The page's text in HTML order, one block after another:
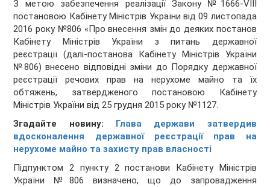
З метою забезпечення реалізації Закону №1666-VIII
постановою Кабінету Міністрів України від 09 листопада
2016 року №806 «Про внесення змін до деяких постанов
Кабінету Міністрів України з питань державної
реєстрації (далі-постанова Кабінету Міністрів України
№806) внесено відповідні зміни до Порядку державної
реєстрації речових прав на нерухоме майно та їх
обтяжень, затвердженого постановою Кабінету
Міністрів України від 25 грудня 2015 року №1127.
Згадайте новину:
Глава держави затвердив
вдосконалення державної реєстрації прав на
нерухоме майно та захисту прав власності
Підпунктом 2 пункту 2 постанови Кабінету Міністрів
України №806 визначено, що до запровадження